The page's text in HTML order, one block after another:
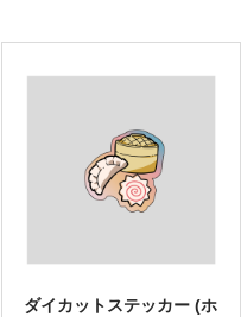
ダイカットステッカー (ホ